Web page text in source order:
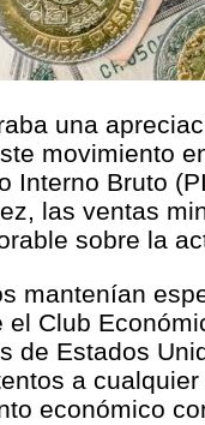
una
movimiento
Interno Bruto
las ventas
sobre la
mantenían
el Club
de Estados
a
económico